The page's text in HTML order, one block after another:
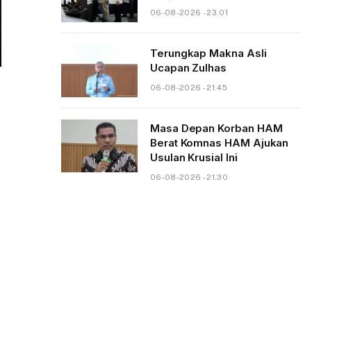
06-08-2026 - 23.01
Terungkap Makna Asli
Ucapan Zulhas
06-08-2026 - 21.45
Masa Depan Korban HAM
Berat Komnas HAM Ajukan
Usulan Krusial Ini
06-08-2026 - 21.30